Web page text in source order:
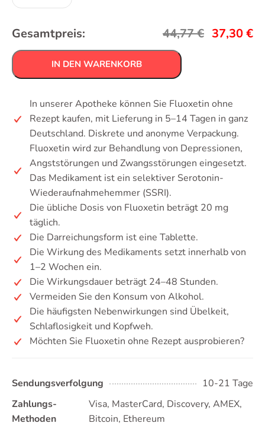
Gesamtpreis: 44,77€ 37,30€
IN DEN WARENKORB
In unserer Apotheke können Sie Fluoxetin ohne
Rezept kaufen, mit Lieferung in 5–14 Tagen in ganz
Deutschland. Diskrete und anonyme Verpackung.
Fluoxetin wird zur Behandlung von Depressionen,
Angststörungen und Zwangsstörungen eingesetzt.
Das Medikament ist ein selektiver Serotonin-
Wiederaufnahmehemmer (SSRI).
Die übliche Dosis von Fluoxetin beträgt 20 mg
täglich.
Die Darreichungsform ist eine Tablette.
Die Wirkung des Medikaments setzt innerhalb von
1–2 Wochen ein.
Die Wirkungsdauer beträgt 24–48 Stunden.
Vermeiden Sie den Konsum von Alkohol.
Die häufigsten Nebenwirkungen sind Übelkeit,
Schlaflosigkeit und Kopfweh.
Möchten Sie Fluoxetin ohne Rezept ausprobieren?
Sendungsverfolgung
10-21 Tage
Zahlungs-
Methoden
Visa, MasterCard, Discovery, AMEX,
Bitcoin, Ethereum